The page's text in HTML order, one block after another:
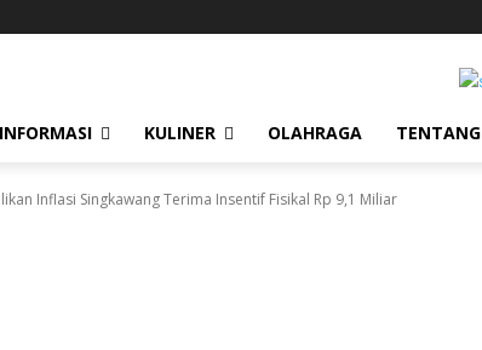
INFORMASI KULINER OLAHRAGA TENTANG
Inflasi Singkawang Terima Insentif Fisikal Rp 9,1 Miliar